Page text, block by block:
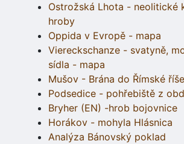
Ostrožská Lhota - neolitické
hroby
Oppida v Evropě - mapa
Viereckschanze - svatyně,
sídla - mapa
Mušov - Brána do Římské říše
Podsedice - pohřebiště z
Bryher (EN) -hrob bojovnice
Horákov - mohyla Hlásnica
Analýza Bánovský poklad